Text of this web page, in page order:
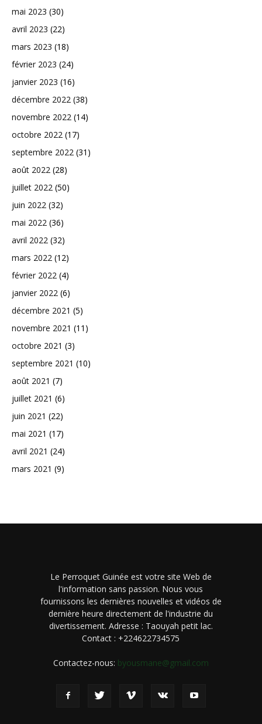
mai 2023 (30)
avril 2023 (22)
mars 2023 (18)
février 2023 (24)
janvier 2023 (16)
décembre 2022 (38)
novembre 2022 (14)
octobre 2022 (17)
septembre 2022 (31)
août 2022 (28)
juillet 2022 (50)
juin 2022 (32)
mai 2022 (36)
avril 2022 (32)
mars 2022 (12)
février 2022 (4)
janvier 2022 (6)
décembre 2021 (5)
novembre 2021 (11)
octobre 2021 (3)
septembre 2021 (10)
août 2021 (7)
juillet 2021 (6)
juin 2021 (22)
mai 2021 (17)
avril 2021 (24)
mars 2021 (9)
Le Perroquet Guinée est votre site Web de
l'information sans passion. Nous vous
fournissons les dernières nouvelles et vidéos de
dernière heure directement de l'industrie du
divertissement. Adresse : Taouyah petit lac.
Contact : +224622734575
Contactez-nous: byousmane@gmail.com